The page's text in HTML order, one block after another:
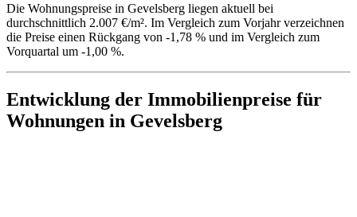
Die Wohnungspreise in Gevelsberg liegen aktuell bei
durchschnittlich 2.007 €/m². Im Vergleich zum Vorjahr verzeichnen
die Preise einen Rückgang von -1,78 % und im Vergleich zum
Vorquartal um -1,00 %.
Entwicklung der Immobilienpreise für
Wohnungen in Gevelsberg